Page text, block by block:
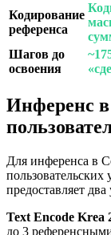
Кодирование
референса
Шагов до
освоения
Инференс в
Для инференса в
пользовательских
предоставляет два
Text Encode Krea
до 3